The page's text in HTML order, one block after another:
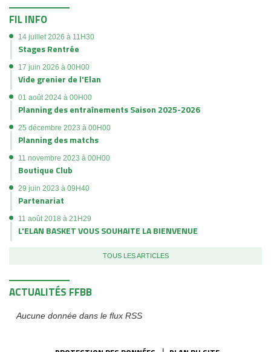
Planning des entraînements Saison 2025-2026
25 décembre 2023 à 00H00
Planning des matchs
11 novembre 2023 à 00H00
Boutique Club
29 juin 2023 à 09H40
Partenariat
11 août 2018 à 21H29
L'ELAN BASKET VOUS SOUHAITE LA BIENVENUE
ACTUALITÉS FFBB
Aucune donnée dans le flux RSS
PROTECTION DES DONNÉES
GESTION DES COOKIES
© 2026 Elan Basket Les Sorinières - Tous droits réservés - Propulsé par
plateforme pour club de basketball